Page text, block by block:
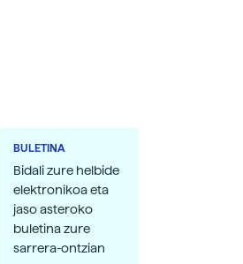
BULETINA
Bidali zure helbide
elektronikoa eta
jaso asteroko
buletina zure
sarrera-ontzian